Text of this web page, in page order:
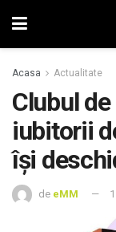
Acasa Actualitate
Clubul
iubitorii
își
de eMM